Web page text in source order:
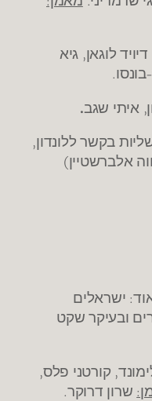
לוגאן, גיא
איתי שגב.
בקשר ללונדון,
אלברשטיין)
ישראלים
ובעיקר שקט
קורטני פלס,
שרון דרוקר.